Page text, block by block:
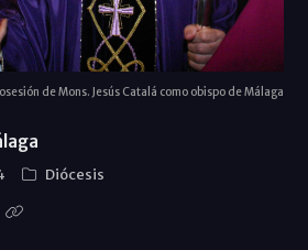
de Mons. Jesús Catalá como obispo de Málaga
Diócesis